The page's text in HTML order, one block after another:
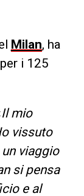
Milan, ha
i 125
Il mio
vissuto
viaggio
si pensa
e al